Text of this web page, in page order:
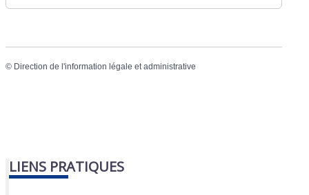
© Direction de l'information légale et administrative
LIENS PRATIQUES